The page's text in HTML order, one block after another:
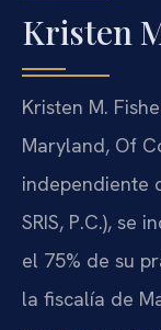
Kristen
Kristen M.
Maryland, Of
independiente
SRIS, P.C.), se
el 75% de su
la fiscalía de